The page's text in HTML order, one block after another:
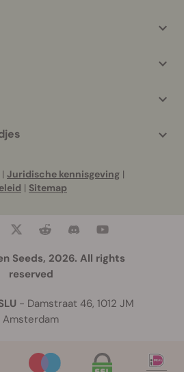
| Juridische kennisgeving |
| Sitemap
Seeds, 2026. All rights
reserved
- Damstraat 46, 1012 JM
Amsterdam